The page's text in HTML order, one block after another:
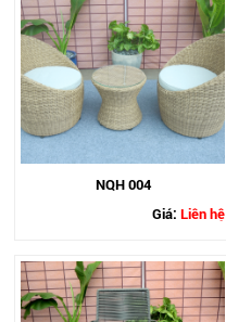
NQH 004
Giá:Liên hệ